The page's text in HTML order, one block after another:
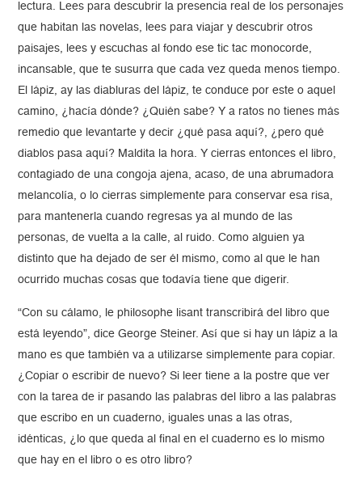
lectura. Lees para descubrir la presencia real de los personajes
que habitan las novelas, lees para viajar y descubrir otros
paisajes, lees y escuchas al fondo ese tic tac monocorde,
incansable, que te susurra que cada vez queda menos tiempo.
El lápiz, ay las diabluras del lápiz, te conduce por este o aquel
camino, ¿hacía dónde? ¿Quién sabe? Y a ratos no tienes más
remedio que levantarte y decir ¿qué pasa aquí?, ¿pero qué
diablos pasa aquí? Maldita la hora. Y cierras entonces el libro,
contagiado de una congoja ajena, acaso, de una abrumadora
melancolía, o lo cierras simplemente para conservar esa risa,
para mantenerla cuando regresas ya al mundo de las
personas, de vuelta a la calle, al ruido. Como alguien ya
distinto que ha dejado de ser él mismo, como al que le han
ocurrido muchas cosas que todavía tiene que digerir.
“Con su cálamo, le philosophe lisant transcribirá del libro que
está leyendo”, dice George Steiner. Así que si hay un lápiz a la
mano es que también va a utilizarse simplemente para copiar.
¿Copiar o escribir de nuevo? Si leer tiene a la postre que ver
con la tarea de ir pasando las palabras del libro a las palabras
que escribo en un cuaderno, iguales unas a las otras,
idénticas, ¿lo que queda al final en el cuaderno es lo mismo
que hay en el libro o es otro libro?